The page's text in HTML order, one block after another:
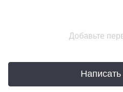
Добавьте
Написать